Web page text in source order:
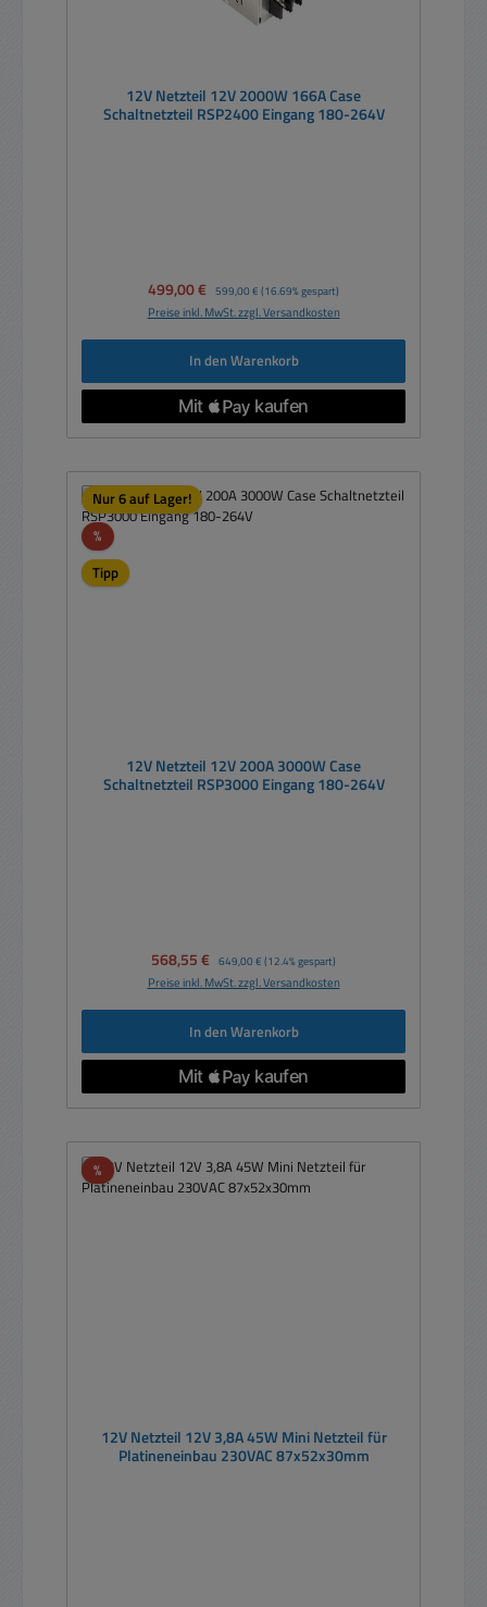
12V Netzteil 12V 2000W 166A Case
Schaltnetzteil RSP2400 Eingang 180-264V
Verkaufspreis:
499,00 € Regulärer Preis:
599,00 € (16.69% gespart)
Preise inkl. MwSt. zzgl. Versandkosten
In den Warenkorb
Nur 6 auf Lager!
%Rabatt
Tipp
12V Netzteil 12V 200A 3000W Case
Schaltnetzteil RSP3000 Eingang 180-264V
Verkaufspreis:
568,55 € Regulärer Preis:
649,00 € (12.4% gespart)
Preise inkl. MwSt. zzgl. Versandkosten
In den Warenkorb
%Rabatt
12V Netzteil 12V 3,8A 45W Mini Netzteil für
Platineneinbau 230VAC 87x52x30mm